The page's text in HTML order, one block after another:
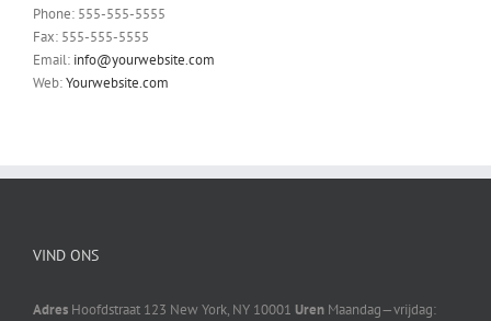
Phone: 555-555-5555
Fax: 555-555-5555
Email: info@yourwebsite.com
Web:Yourwebsite.com
VIND ONS
Adres Hoofdstraat 123 New York, NY 10001 Uren Maandag—vrijdag: